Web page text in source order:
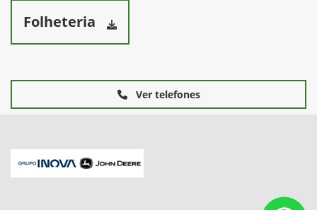
Folheteria
Ver telefones